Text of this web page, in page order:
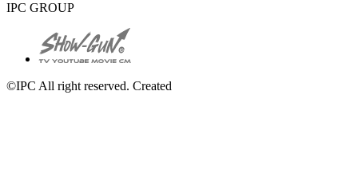
IPC GROUP
©IPC All right reserved. Created